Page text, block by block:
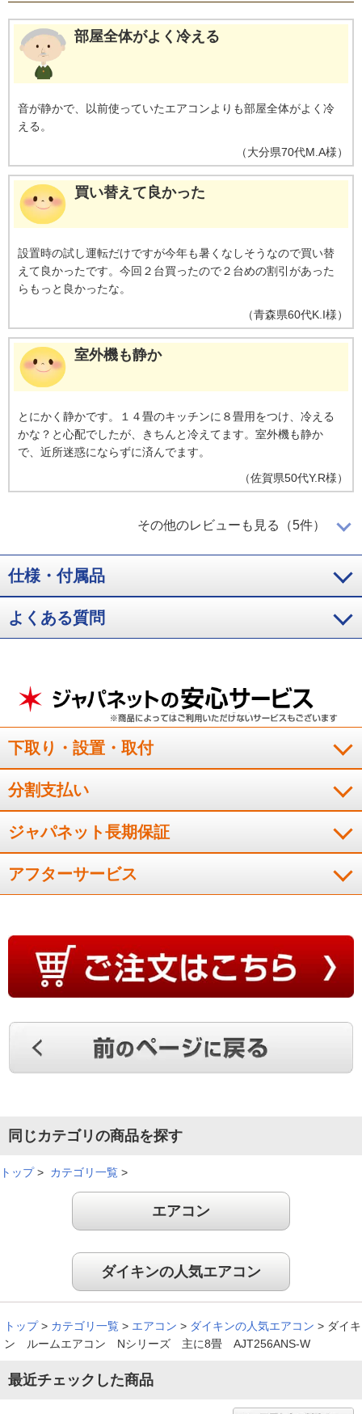
部屋全体がよく冷える
音が静かで、以前使っていたエアコンよりも部屋全体がよく冷
える。
（大分県70代M.A様）
買い替えて良かった
設置時の試し運転だけですが今年も暑くなしそうなので買い替
えて良かったです。今回２台買ったので２台めの割引があった
らもっと良かったな。
（青森県60代K.I様）
室外機も静か
とにかく静かです。１４畳のキッチンに８畳用をつけ、冷える
かな？と心配でしたが、きちんと冷えてます。室外機も静か
で、近所迷惑にならずに済んでます。
（佐賀県50代Y.R様）
期待通りでした
期待通り、コンパクトで静かで涼しかった。
T.Y様）
冷えが早く、音も静かになりました。
M.A様）
ダイキンエアコン２台目
ダイキンエアコン２台目を購入しました。安くてよかった。
Y.T様）
すぐに冷えるところ、音も気にならないところが良い。
効きも早くて満足
期使用後の清掃の観点からあえて自動掃除機能は無いものを選
「お客様の声」は実際にご購入されたお客様からのご意見を掲載しておりま
その他のレビューも見る（5件）
仕様・付属品
よくある質問
下取り・設置・取付
分割支払い
ジャパネット長期保証
アフターサービス
同じカテゴリの商品を探す
トップ> カテゴリ一覧 >
エアコン
ダイキンの人気エアコン
トップ > カテゴリ一覧 > エアコン > ダイキンの人気エアコン > ダイキ
ン ルームエアコン Nシリーズ 主に8畳 AJT256ANS-W
最近チェックした商品